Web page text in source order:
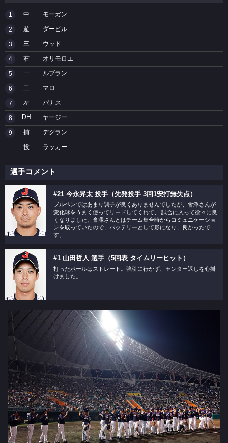
1 中 モーガン
2 遊 ダービル
3 三 ウッド
4 右 オリモロエ
5 一 ルブラン
6 二 マロ
7 左 パナス
8 DH ヤージー
9 捕 デグラン
投 ラッカー
選手コメント
#21 今永昇太 投手（先発投手 3回1安打無失点）
ブルペンではあまり調子が良くありませんでしたが、會澤さんが
変化球をうまく使ってリードしてくれて、 試合に入って徐々に良
くなりました。會澤さんとはチーム集合時からコミュニケーショ
ンを取っていたので、バッテリーとして形になり、良かったで
す。
#1 山田哲人 選手（5回表 タイムリーヒット）
打ったボールはストレート。強引に行かず、センター返しを心掛
けました。